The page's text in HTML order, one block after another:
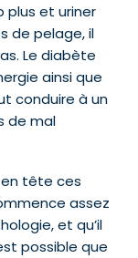
plus et uriner
de pelage, il
Le diabète
ainsi que
conduire à un
de mal
tête ces
assez
et qu’il
possible que